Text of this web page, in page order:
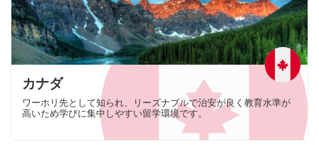
カナダ
ワーホリ先として知られ、リーズナブルで治安が良く教育水準が
高いため学びに集中しやすい留学環境です。